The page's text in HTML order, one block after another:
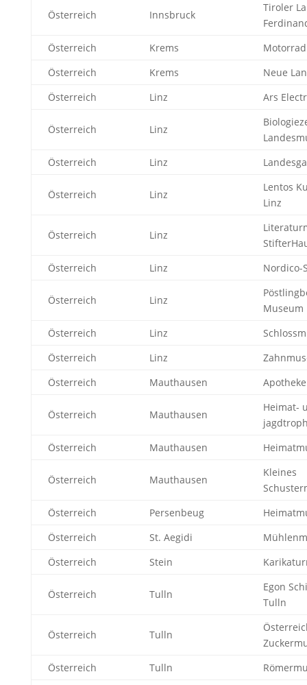
Österreich Innsbruck
Tiroler
Österreich
Krems
Österreich
Krems
Neue
Österreich
Linz Ars
Österreich Linz
Österreich
Linz
Österreich Linz
Lentos
Linz
Österreich Linz
Österreich
Linz Nordico-
Österreich Linz
Museum
Österreich
Linz
Österreich
Linz
Österreich
Mauthausen
Österreich Mauthausen
Heimat-
Österreich
Mauthausen
Österreich Mauthausen
Kleines
Österreich
Persenbeug
Österreich
St. Aegidi
Österreich
Stein
Österreich Tulln
Egon
Tulln
Österreich Tulln
Österreich
Tulln